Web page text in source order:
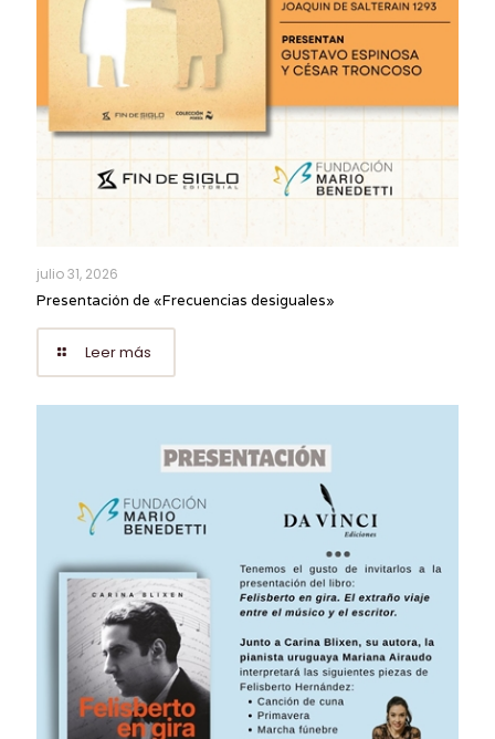
julio 31, 2026
Presentación de «Frecuencias desiguales»
Leer más